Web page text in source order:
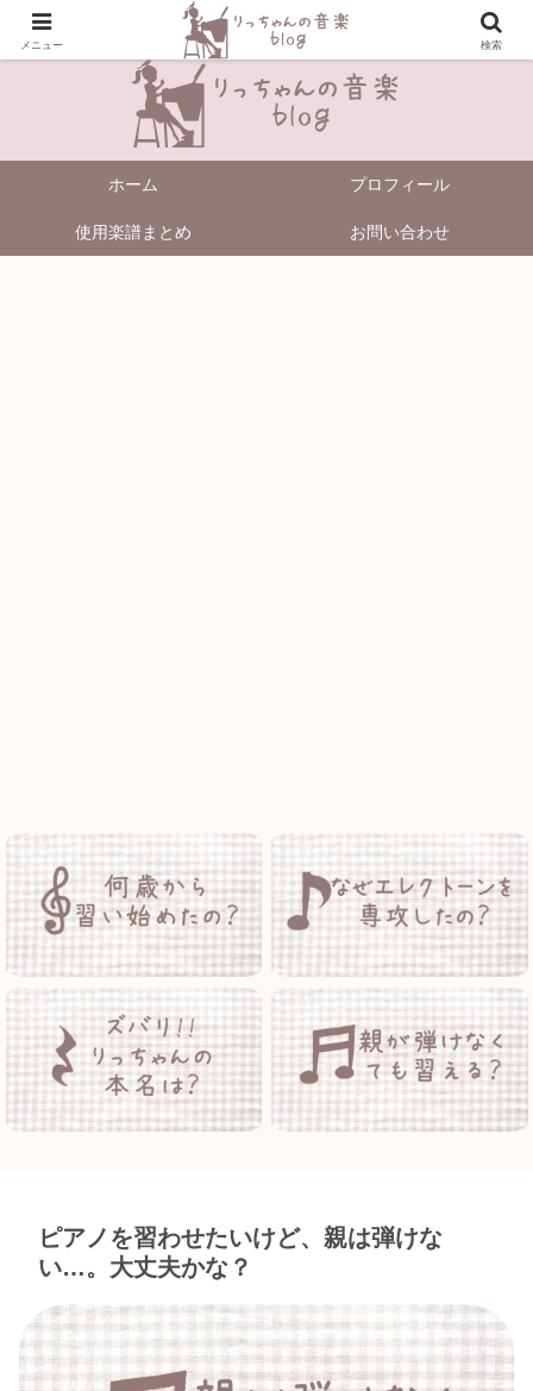
＼Enjoy Music!／
ホーム プロフィール
使用楽譜まとめ お問い合わせ
ピアノを習わせたいけど、親は弾けな
い…。大丈夫かな？
メニュー 検索